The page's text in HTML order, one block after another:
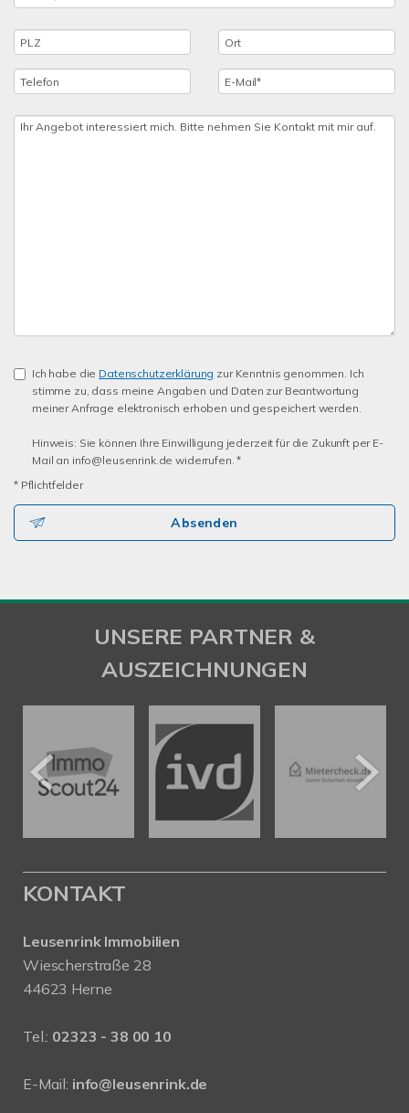
Ich habe die Datenschutzerklärung zur Kenntnis genommen. Ich
stimme zu, dass meine Angaben und Daten zur Beantwortung
meiner Anfrage elektronisch erhoben und gespeichert werden.
Hinweis: Sie können Ihre Einwilligung jederzeit für die Zukunft per E-
Mail an info@leusenrink.de widerrufen. *
* Pflichtfelder
Absenden
UNSERE PARTNER &
AUSZEICHNUNGEN
KONTAKT
Leusenrink Immobilien
Wiescherstraße 28
44623 Herne
Tel.: 02323 - 38 00 10
E-Mail: info@leusenrink.de